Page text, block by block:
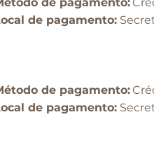
de pagamento:
de pagamento:
de pagamento: